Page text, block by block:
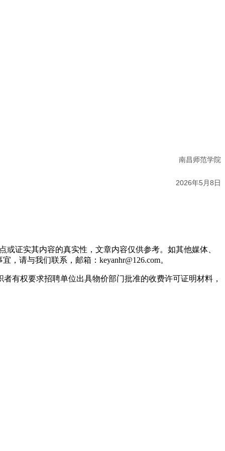
南昌师范学院
2026年5月8日
证实其内容的真实性，文章内容仅供参考。如其他媒体、
请与我们联系，邮箱：keyanhr@126.com。
有权要求招聘单位出具物价部门批准的收费许可证明材料，